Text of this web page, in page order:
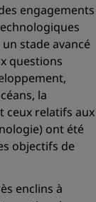
engagements
un stade avancé
questions
la
ceux relatifs aux
ont été
objectifs de
enclins à